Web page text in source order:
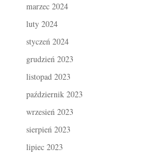
marzec 2024
luty 2024
styczeń 2024
grudzień 2023
listopad 2023
październik 2023
wrzesień 2023
sierpień 2023
lipiec 2023